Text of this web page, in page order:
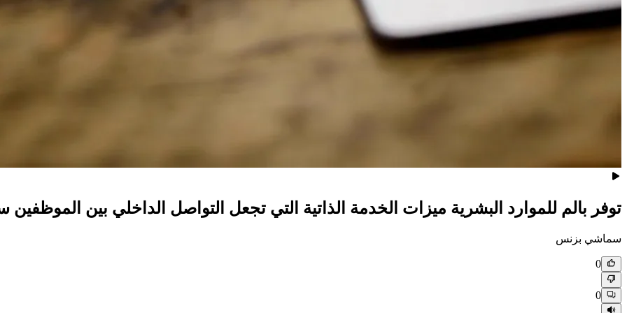
توفر بالم للموارد البشرية ميزات الخدمة الذاتية التي تجعل التواصل الداخلي بين الموظفين
سماشي بزنس
0
0